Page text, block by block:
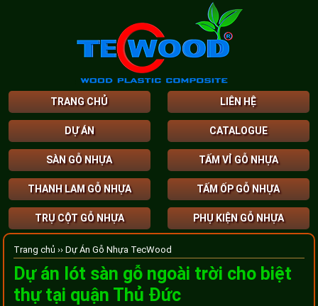
TRANG CHỦ LIÊN HỆ
DỰ ÁN CATALOGUE
SÀN GỖ NHỰA TẤM VỈ GỖ NHỰA
THANH LAM GỖ NHỰA TẤM ỐP GỖ NHỰA
TRỤ CỘT GỖ NHỰA PHỤ KIỆN GỖ NHỰA
Trang chủ ›› Dự Án Gỗ Nhựa TecWood
Dự án lót sàn gỗ ngoài trời cho biệt
thự tại quận Thủ Đức